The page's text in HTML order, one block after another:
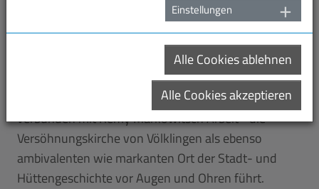
An den nächsten beiden Wochenenden eröffnen
sich unseren Besucher:innen neue Perspektiven
durch TORTURE NEVER STOPS: ein musikalisches
Programm für Orgel und Stimmen von Rainer Oster
und den Moorsoldatinnen, das – thematisch eng
verbunden mit Rémy Markowitsch Arbeit– die
Versöhnungskirche von Völklingen als ebenso
ambivalenten wie markanten Ort der Stadt- und
Hüttengeschichte vor Augen und Ohren führt.
Einstellungen
Alle Cookies ablehnen
Alle Cookies akzeptieren